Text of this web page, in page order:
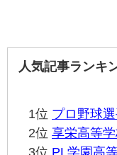
人気記事ランキ
1位 プロ野球
2位 享栄高等
3位 PL学園高